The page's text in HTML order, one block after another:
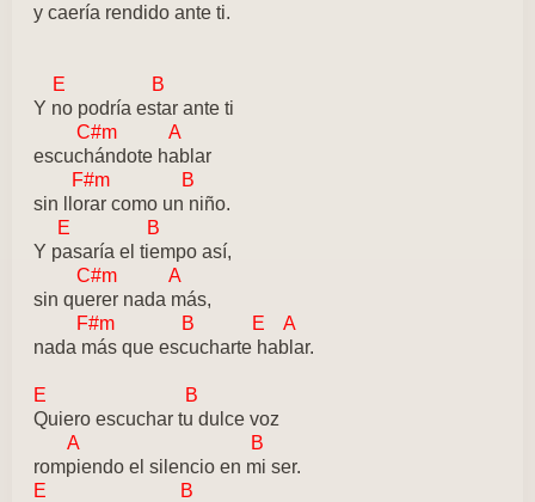
y caería rendido ante ti.
E B
Y no podría estar ante ti
C#m A
escuchándote hablar
F#m B
sin llorar como un niño.
E B
Y pasaría el tiempo así,
C#m A
sin querer nada más,
F#m B E A
nada más que escucharte hablar.
E B
Quiero escuchar tu dulce voz
A B
rompiendo el silencio en mi ser.
E B